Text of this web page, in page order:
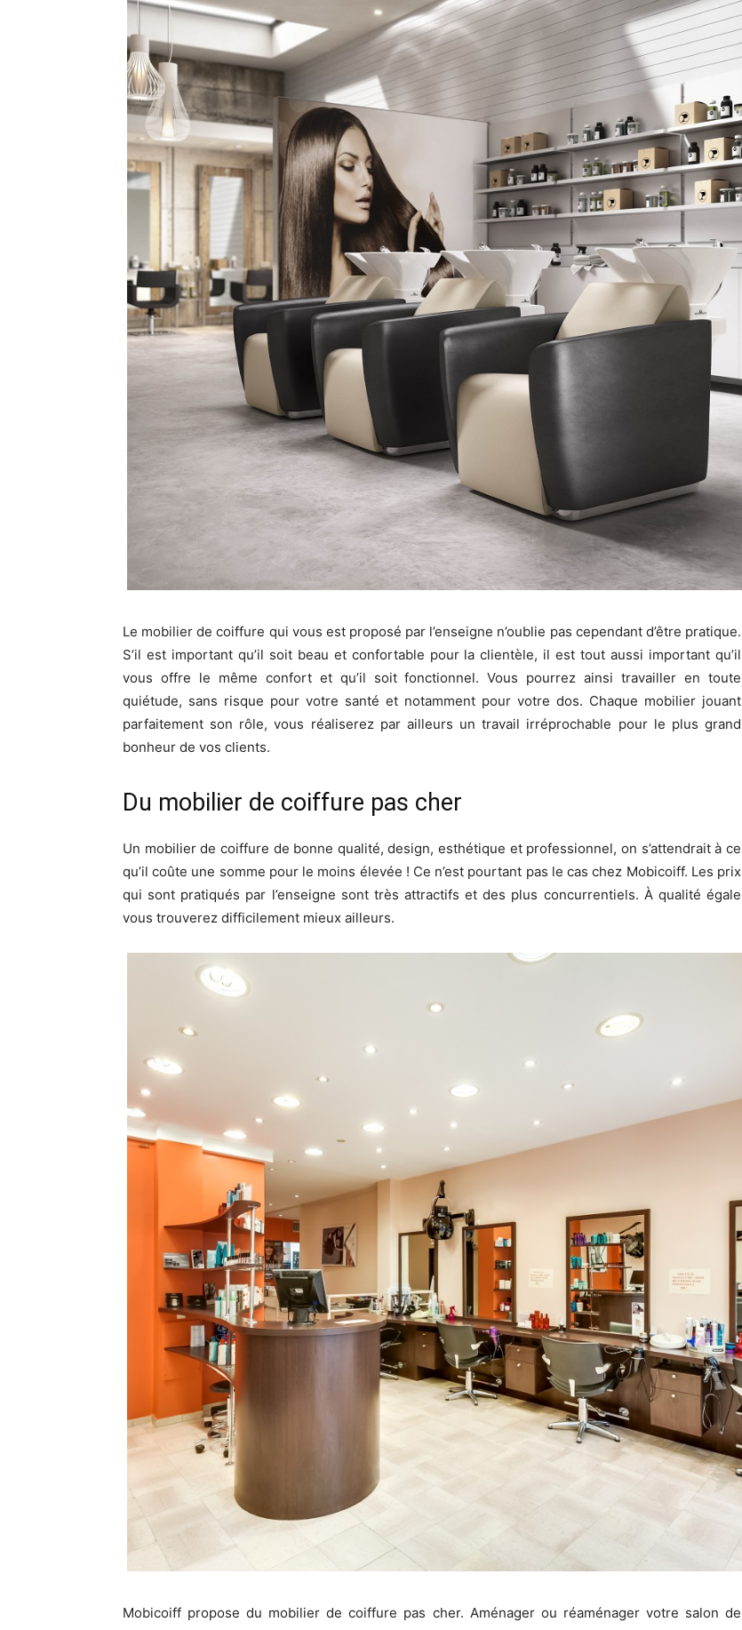
Le mobilier de coiffure qui vous est proposé par l’enseigne n’oublie pas cependant d’être pratique.
S’il est important qu’il soit beau et confortable pour la clientèle, il est tout aussi important qu’il
vous offre le même confort et qu’il soit fonctionnel. Vous pourrez ainsi travailler en toute
quiétude, sans risque pour votre santé et notamment pour votre dos. Chaque mobilier jouant
parfaitement son rôle, vous réaliserez par ailleurs un travail irréprochable pour le plus grand
bonheur de vos clients.
Du mobilier de coiffure pas cher
Un mobilier de coiffure de bonne qualité, design, esthétique et professionnel, on s’attendrait à ce
qu’il coûte une somme pour le moins élevée ! Ce n’est pourtant pas le cas chez Mobicoiff. Les prix
qui sont pratiqués par l’enseigne sont très attractifs et des plus concurrentiels. À qualité égale
vous trouverez difficilement mieux ailleurs.
Mobicoiff propose du mobilier de coiffure pas cher. Aménager ou réaménager votre salon de